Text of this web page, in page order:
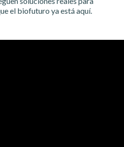
el biofuturo ya está aquí.